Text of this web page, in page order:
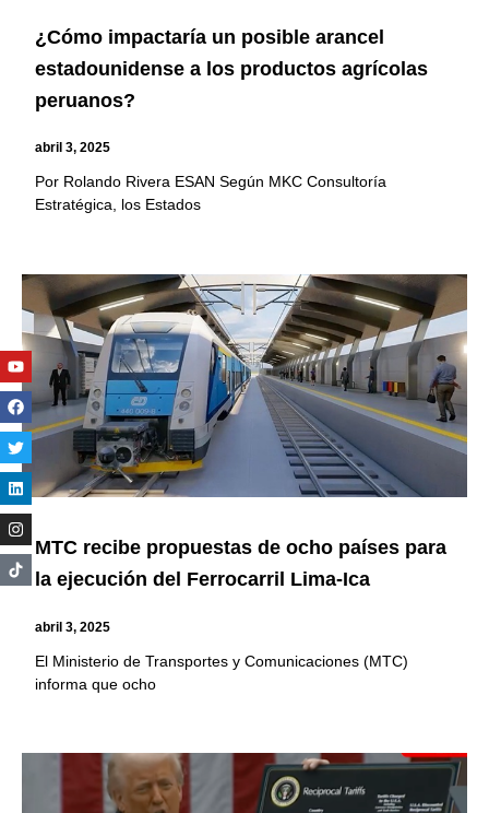
¿Cómo impactaría un posible arancel
estadounidense a los productos agrícolas
peruanos?
abril 3, 2025
Por Rolando Rivera ESAN Según MKC Consultoría
Estratégica, los Estados
MTC recibe propuestas de ocho países para
la ejecución del Ferrocarril Lima-Ica
abril 3, 2025
El Ministerio de Transportes y Comunicaciones (MTC)
informa que ocho
Youtube
Facebook
Twitter
Linkedin
Instagram